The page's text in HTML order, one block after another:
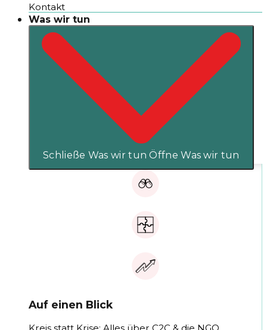
Kontakt
Was wir tun
Schließe Was wir tun Öffne Was wir tun
Auf einen Blick
Kreis statt Krise: Alles über C2C & die NGO